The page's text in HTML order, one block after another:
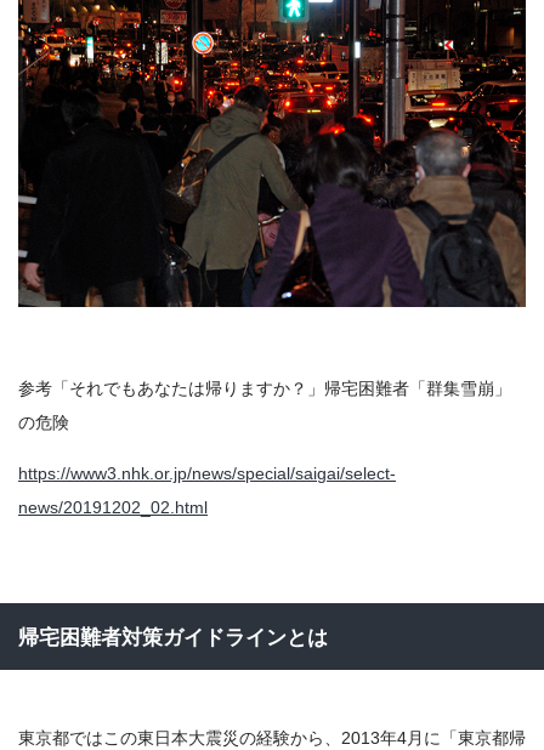
参考「それでもあなたは帰りますか？」帰宅困難者「群集雪崩」
の危険
https://www3.nhk.or.jp/news/special/saigai/select-
news/20191202_02.html
帰宅困難者対策ガイドラインとは
東京都ではこの東日本大震災の経験から、2013年4月に「東京都帰